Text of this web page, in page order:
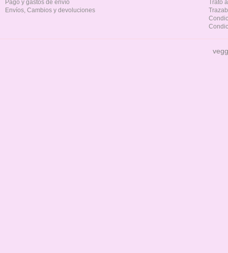
Pago y gastos de envío
Envíos, Cambios y devoluciones
Trato